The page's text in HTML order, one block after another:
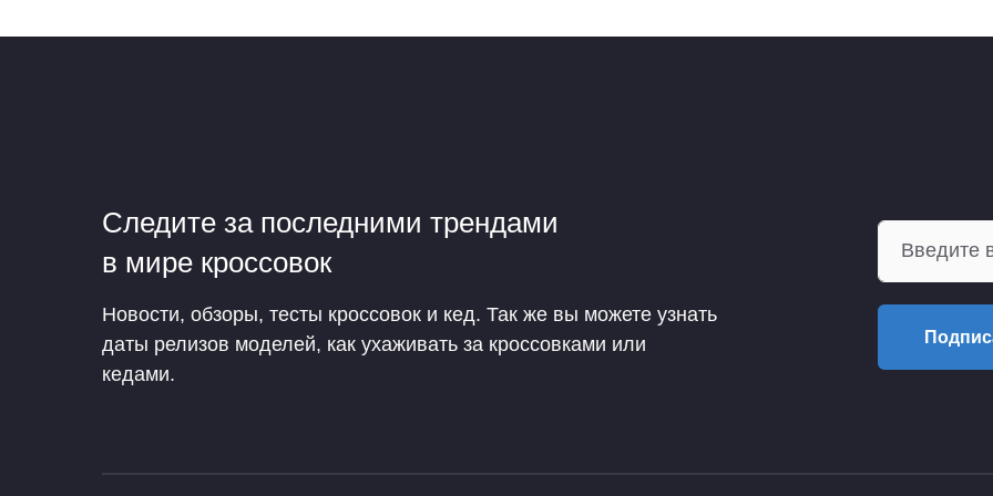
Следите за последними трендами
в мире кроссовок
Новости, обзоры, тесты кроссовок и кед. Так же вы можете узнать
даты релизов моделей, как ухаживать за кроссовками или
кедами.